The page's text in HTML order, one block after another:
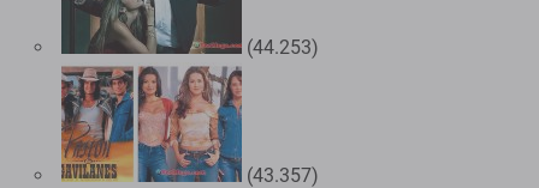
(44.253)
(43.357)